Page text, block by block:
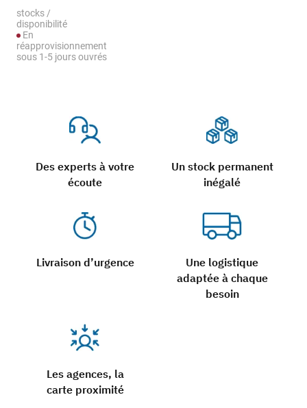
Des experts à votre
écoute
Un stock permanent
inégalé
Livraison d’urgence
Une logistique
adaptée à chaque
besoin
Les agences, la
carte proximité
stocks /
disponibilité
En
réapprovisionnement
sous 1-5 jours ouvrés